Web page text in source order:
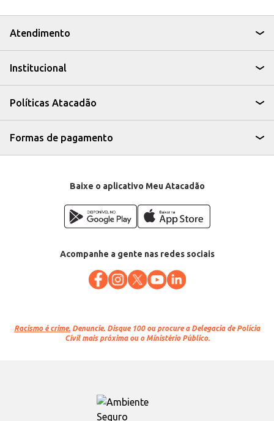
O Iogurte Bob Esponja Vitamina é uma escolha que combina sabor e
praticidade, tornando o momento do lanche mais prazeroso e nutritivo.
Atendimento
Institucional
Políticas Atacadão
Formas de pagamento
Baixe o aplicativo Meu Atacadão
Acompanhe a gente nas redes sociais
Racismo é crime. Denuncie. Disque 100 ou procure a Delegacia de Polícia
Civil mais próxima ou o Ministério Público.